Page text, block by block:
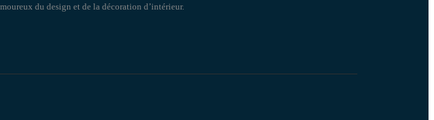
du design et de la décoration d’intérieur.